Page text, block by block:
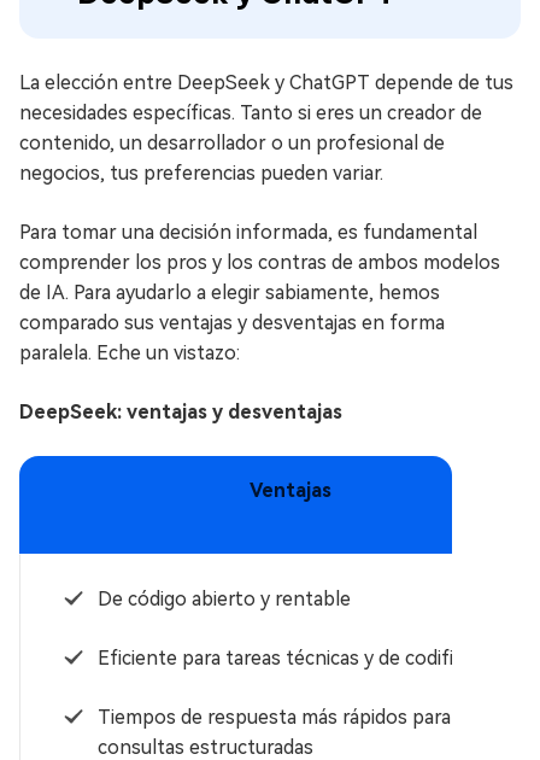
La elección entre DeepSeek y ChatGPT depende de tus
necesidades específicas. Tanto si eres un creador de
contenido, un desarrollador o un profesional de
negocios, tus preferencias pueden variar.
Para tomar una decisión informada, es fundamental
comprender los pros y los contras de ambos modelos
de IA. Para ayudarlo a elegir sabiamente, hemos
comparado sus ventajas y desventajas en forma
paralela. Eche un vistazo:
DeepSeek: ventajas y desventajas
Ventajas
De código abierto y rentable
Eficiente para tareas técnicas y de codificación
Tiempos de respuesta más rápidos para
consultas estructuradas